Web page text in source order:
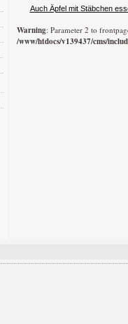
Auch Äpfel mit Stäbchen
Warning: Parameter 2 to
/www/htdocs/v139437/cms/